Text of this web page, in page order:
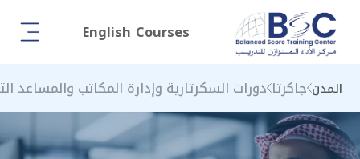
English Courses
المدن جاكرتا دورات السكرتارية وإدارة المكاتب والمساعد